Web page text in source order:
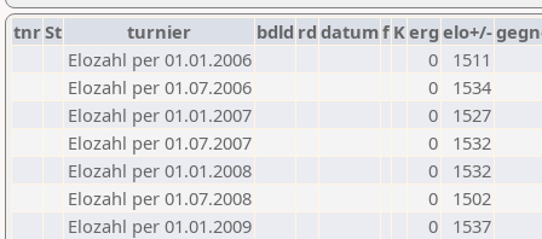
tnrSt turnier bdld rd datumf Kerg elo+/-
Elozahl per 01.01.2006
0
1511
Elozahl per 01.07.2006
0
1534
Elozahl per 01.01.2007
0
1527
Elozahl per 01.07.2007
0
1532
Elozahl per 01.01.2008
0
1532
Elozahl per 01.07.2008
0
1502
Elozahl per 01.01.2009
0
1537